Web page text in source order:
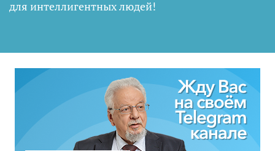
для интеллигентных людей!